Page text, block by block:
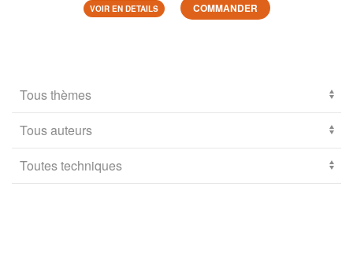
VOIR EN DETAILS COMMANDER